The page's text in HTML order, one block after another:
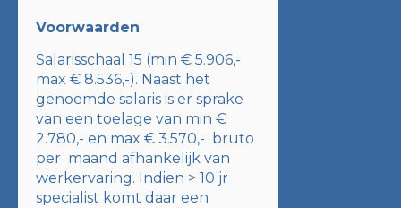
Voorwaarden
Salarisschaal 15 (min € 5.906,-
max € 8.536,-). Naast het
genoemde salaris is er sprake
van een toelage van min €
2.780,- en max € 3.570,- bruto
per maand afhankelijk van
werkervaring. Indien > 10 jr
specialist komt daar een